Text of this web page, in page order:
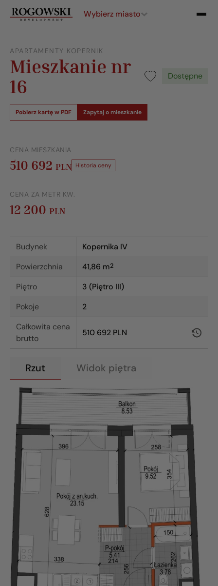
Wybierz miasto
APARTAMENTY KOPERNIK
Mieszkanie nr
16
Dostępne
Pobierz kartę w PDF Zapytaj o mieszkanie
CENA MIESZKANIA
510 692 PLN Historia ceny
CENA ZA METR KW.
12 200 PLN
Budynek
Kopernika IV
Powierzchnia
41,86 m2
Piętro
3 (Piętro III)
Pokoje
2
Całkowita cena
brutto
510 692 PLN
Rzut Widok piętra